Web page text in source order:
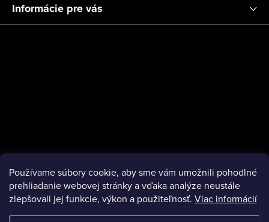
Používame súbory cookie, aby sme vám umožnili pohodlné
prehliadanie webovej stránky a vďaka analýze neustále
zlepšovali jej funkcie, výkon a použiteľnosť. Viac informácií
Informácie pre vás